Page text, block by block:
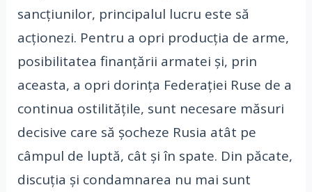
sancțiunilor, principalul lucru este să
acționezi. Pentru a opri producția de arme,
posibilitatea finanțării armatei și, prin
aceasta, a opri dorința Federației Ruse de a
continua ostilitățile, sunt necesare măsuri
decisive care să șocheze Rusia atât pe
câmpul de luptă, cât și în spate. Din păcate,
discuția și condamnarea nu mai sunt